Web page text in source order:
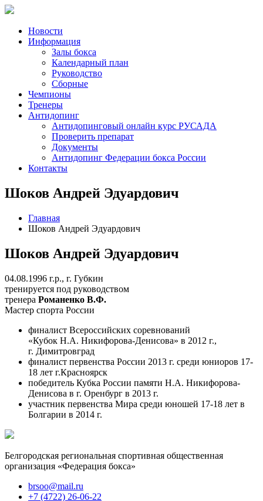
Новости
Информация
Залы бокса
Календарный план
Руководство
Сборные
Чемпионы
Тренеры
Антидопинг
Антидопинговый онлайн курс РУСАДА
Проверить препарат
Документы
Антидопинг Федерации бокса России
Контакты
Шоков Андрей Эдуардович
Главная
Шоков Андрей Эдуардович
Шоков Андрей Эдуардович
04.08.1996 г.р., г. Губкин
тренируется под руководством
тренера Романенко В.Ф.
Мастер спорта России
финалист Всероссийских соревнований
«Кубок Н.А. Никифорова-Денисова» в 2012 г.,
г. Димитровград
финалист первенства России 2013 г. среди юниоров 17-
18 лет г.Красноярск
победитель Кубка России памяти Н.А. Никифорова-
Денисова в г. Оренбург в 2013 г.
участник первенства Мира среди юношей 17-18 лет в
Болгарии в 2014 г.
Белгородская региональная спортивная общественная
организация «Федерация бокса»
brsoo@mail.ru
+7 (4722) 26-06-22